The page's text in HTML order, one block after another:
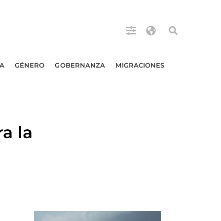
GÉNERO GOBERNANZA MIGRACIONES
la